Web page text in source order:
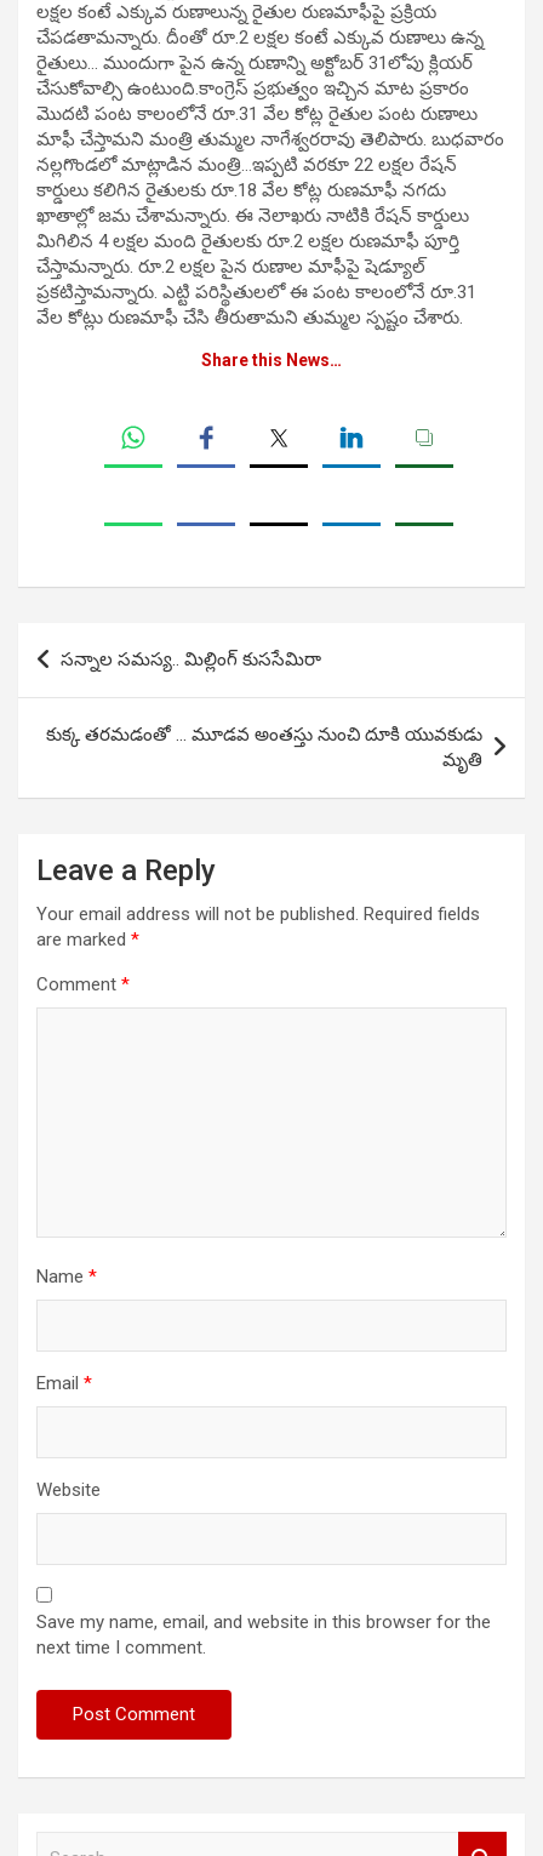
లక్షల కంటే ఎక్కువ రుణాలున్న రైతుల రుణమాఫీపై ప్రక్రియ
చేపడతామన్నారు. దీంతో రూ.2 లక్షల కంటే ఎక్కువ రుణాలు ఉన్న
రైతులు… ముందుగా పైన ఉన్న రుణాన్ని అక్టోబర్ 31లోపు క్లియర్
చేసుకోవాల్సి ఉంటుంది.కాంగ్రెస్ ప్రభుత్వం ఇచ్చిన మాట ప్రకారం
మొదటి పంట కాలంలోనే రూ.31 వేల కోట్ల రైతుల పంట రుణాలు
మాఫీ చేస్తామని మంత్రి తుమ్మల నాగేశ్వరరావు తెలిపారు. బుధవారం
నల్లగొండలో మాట్లాడిన మంత్రి…ఇప్పటి వరకూ 22 లక్షల రేషన్
కార్డులు కలిగిన రైతులకు రూ.18 వేల కోట్ల రుణమాఫీ నగదు
ఖాతాల్లో జమ చేశామన్నారు. ఈ నెలాఖరు నాటికి రేషన్ కార్డులు
మిగిలిన 4 లక్షల మంది రైతులకు రూ.2 లక్షల రుణమాఫీ పూర్తి
చేస్తామన్నారు. రూ.2 లక్షల పైన రుణాల మాఫీపై షెడ్యూల్
ప్రకటిస్తామన్నారు. ఎట్టి పరిస్థితులలో ఈ పంట కాలంలోనే రూ.31
వేల కోట్లు రుణమాఫీ చేసి తీరుతామని తుమ్మల స్పష్టం చేశారు.
Share this News…
Post
navigation
సన్నాల సమస్య.. మిల్లింగ్ కుససేమిరా
కుక్క తరమడంతో … మూడవ అంతస్తు నుంచి దూకి యువకుడు
మృతి
Leave a Reply
Your email address will not be published. Required fields
are marked *
Comment *
Name *
Email *
Website
Save my name, email, and website in this browser for the
next time I comment.